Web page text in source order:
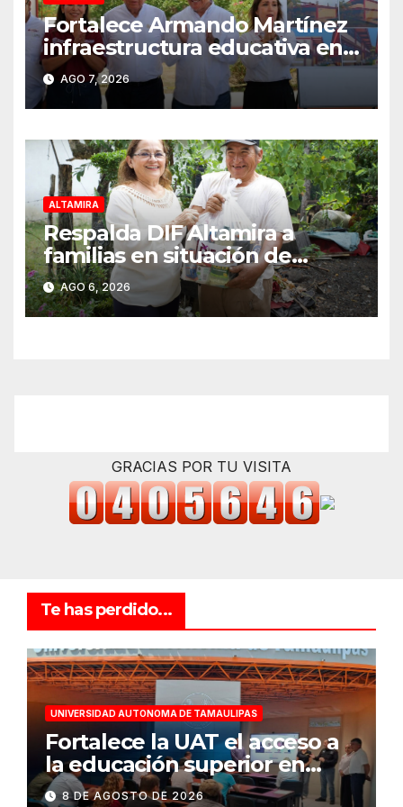
Fortalece Armando Martínez
infraestructura educativa en
Altamira
AGO 7, 2026
ALTAMIRA
Respalda DIF Altamira a
familias en situación de
vulnerabilidad
AGO 6, 2026
GRACIAS POR TU VISITA
Te has perdido...
UNIVERSIDAD AUTONOMA DE TAMAULIPAS
Fortalece la UAT el acceso a
la educación superior en
comunidades
8 DE AGOSTO DE 2026